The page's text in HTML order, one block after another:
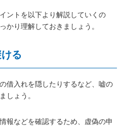
ントを以下より解説していくの
かり理解しておきましょう。
る
借入れを隠したりするなど、嘘の
しょう。
報などを確認するため、虚偽の申